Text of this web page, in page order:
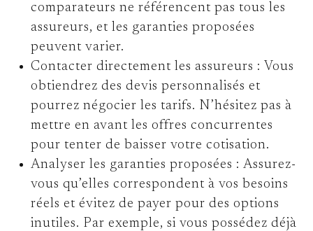
comparateurs ne référencent pas tous les
assureurs, et les garanties proposées
peuvent varier.
Contacter directement les assureurs : Vous
obtiendrez des devis personnalisés et
pourrez négocier les tarifs. N’hésitez pas à
mettre en avant les offres concurrentes
pour tenter de baisser votre cotisation.
Analyser les garanties proposées : Assurez-
vous qu’elles correspondent à vos besoins
réels et évitez de payer pour des options
inutiles. Par exemple, si vous possédez déjà